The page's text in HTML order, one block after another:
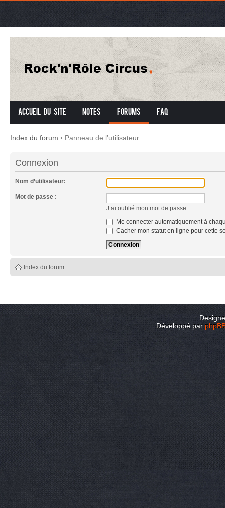
Accueil du site Notes Forums FAQ
Index du forum ‹ Panneau de l’utilisateur
Connexion
Nom d’utilisateur:
Mot de passe :
J’ai oublié mon mot de passe
Me connecter automatiquement à
Cacher mon statut en ligne pour cette
Index du forum
Développé par